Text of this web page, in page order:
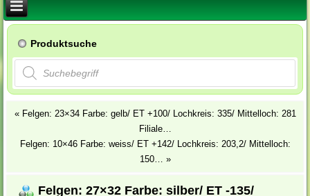
Produktsuche
Products
search
« Felgen: 23×34 Farbe: gelb/ ET +100/ Lochkreis: 335/ Mittelloch: 281
Filiale…
Felgen: 10×46 Farbe: weiss/ ET +142/ Lochkreis: 203,2/ Mittelloch:
150… »
Felgen: 27×32 Farbe: silber/ ET -135/